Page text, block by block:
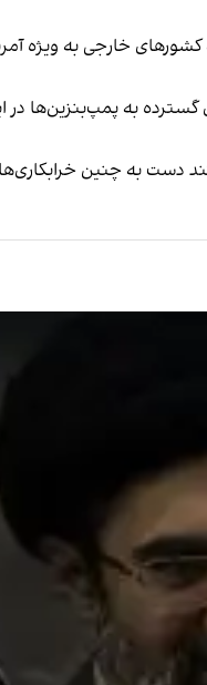
خارجی به ویژه
به پمپ‌بنزین‌ها در
دست به چنین